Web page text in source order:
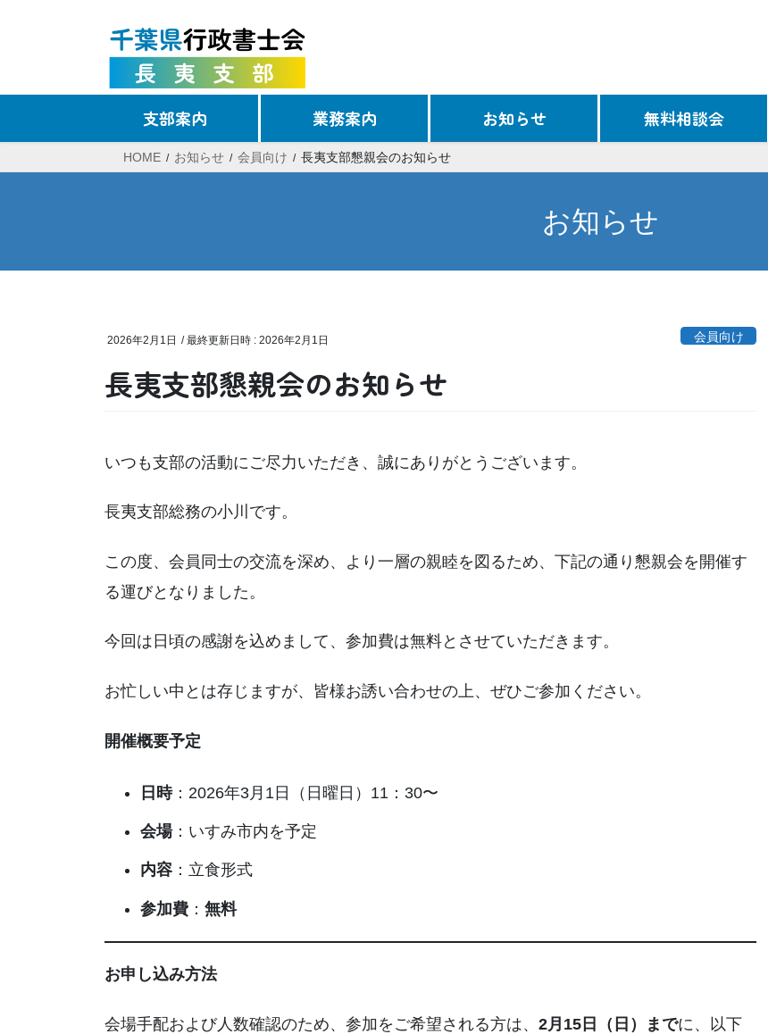
支部案内 業務案内 お知らせ 無料相談会
HOME お知らせ 会員向け 長夷支部懇親会のお知らせ
お知らせ
2026年2月1日 / 最終更新日時 : 2026年2月1日 会員向け
長夷支部懇親会のお知らせ
いつも支部の活動にご尽力いただき、誠にありがとうございます。
長夷支部総務の小川です。
この度、会員同士の交流を深め、より一層の親睦を図るため、下記の通り懇親会を開催す
る運びとなりました。
今回は日頃の感謝を込めまして、参加費は無料とさせていただきます。
お忙しい中とは存じますが、皆様お誘い合わせの上、ぜひご参加ください。
開催概要予定
日時：2026年3月1日（日曜日）11：30〜
会場：いすみ市内を予定
内容 ：立食形式
参加費 ： 無料
お申し込み方法
会場手配および人数確認のため、参加をご希望される方は、 2月15日（日）までに、以下